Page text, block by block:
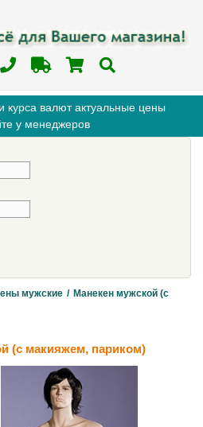
курса валют актуальные цены
у менеджеров
мужские / Манекен мужской (с
(с макияжем, париком)